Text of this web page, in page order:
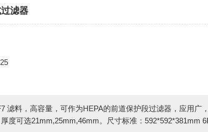
滤器
滤料，高容量，可作为HEPA的前道保护段过滤器，应用广
度可选21mm,25mm,46mm。尺寸标准：592*592*381mm